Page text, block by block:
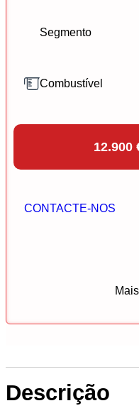
Segmento
Combustível
12.900
CONTACTE-NOS
Descrição